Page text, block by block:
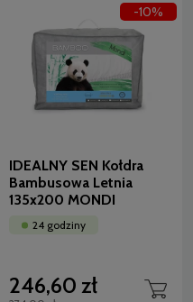
IDEALNY SEN Kołdra
Bambusowa Letnia
135x200 MONDI
24 godziny
246,60 zł
-10%